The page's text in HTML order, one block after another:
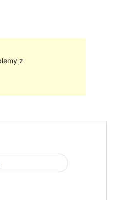
z
2022-02-14